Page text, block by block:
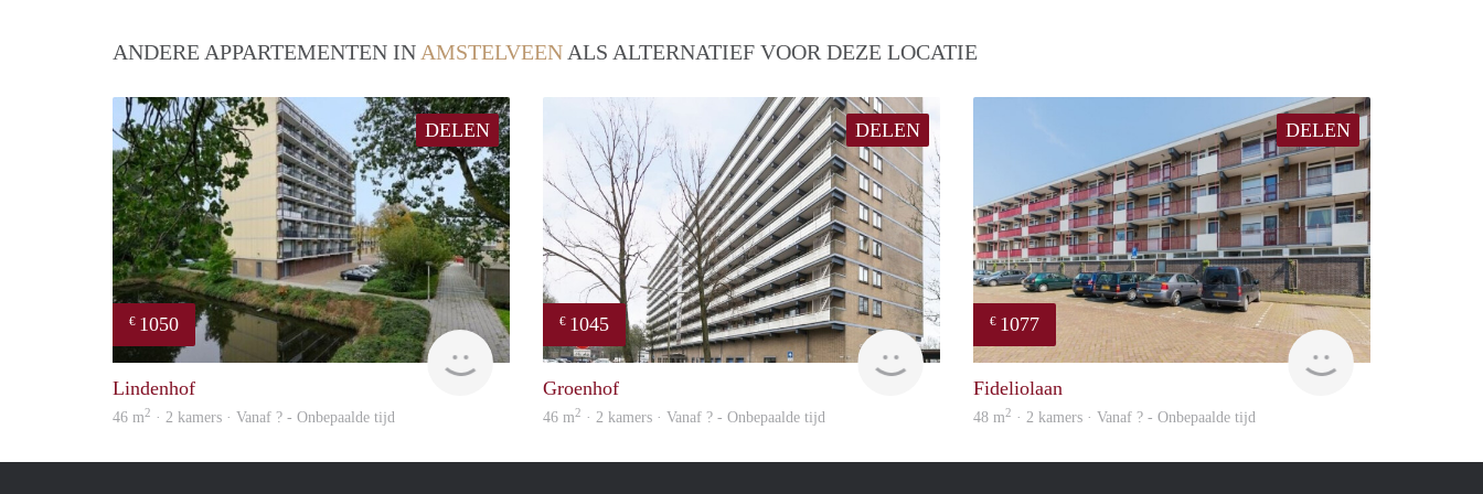
ANDERE APPARTEMENTEN IN AMSTELVEEN ALS ALTERNATIEF VOOR DEZE LOCATIE
DELEN
€ 1050
rent
Lindenhof
46 m2 · 2 kamers · Vanaf ? - Onbepaalde tijd
DELEN
€ 1045
Woning
Groenhof
46 m2 · 2 kamers · Vanaf ? - Onbepaalde tijd
DELEN
€ 1077
Woning
Fideliolaan
48 m2 · 2 kamers · Vanaf ? - Onbepaalde tijd